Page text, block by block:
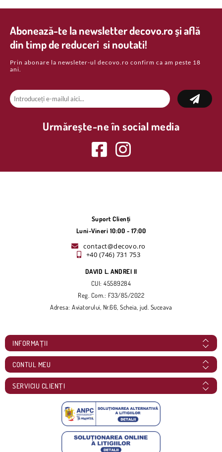
Abonează-te la newsletter decovo.ro și află
din timp de reduceri si noutati!
Prin abonare la newsleter-ul decovo.ro confirm ca am peste 18
ani.
Urmărește-ne în social media
Suport Clienți
Luni-Vineri 10:00 - 17:00
contact@decovo.ro
+40 (746) 731 753
DAVID L. ANDREI II
CUI: 45589284
Reg. Com.: F33/85/2022
Adresa: Aviatorului, Nr.66, Scheia, jud. Suceava
INFORMAȚII
CONTUL MEU
SERVICIU CLIENȚI